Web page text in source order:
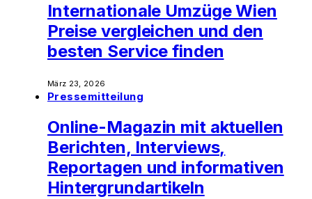
Internationale Umzüge Wien
Preise vergleichen und den
besten Service finden
März 23, 2026
Pressemitteilung
Online-Magazin mit aktuellen
Berichten, Interviews,
Reportagen und informativen
Hintergrundartikeln